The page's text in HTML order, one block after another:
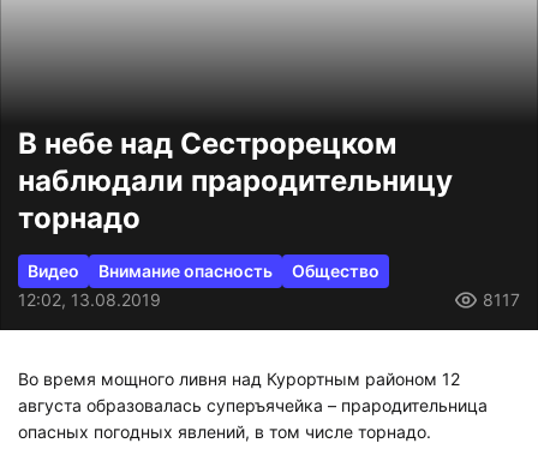
В небе над Сестрорецком
наблюдали прародительницу
торнадо
Видео Внимание опасность
Общество
12:02, 13.08.2019
8117
Во время мощного ливня над Курортным районом 12
августа образовалась суперъячейка – прародительница
опасных погодных явлений, в том числе торнадо.